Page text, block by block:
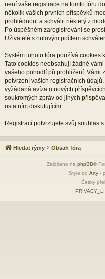
není vaše registrace na tomto fóru
několik vašich prvních příspěvků
prohlédnout a schválit některý z
Po úspěšném zaregistrování se
Uživatelé s nulovým počtem
Systém tohoto fóra používá cookies
Tato cookies neobsahují žádné
vašeho pohodlí při prohlížení. Vámi
potvrzení vašich registračních
vyžádaná avíza o nových
soukromých zpráv od jiných
ostatním diskutujícím.
Registrací potvrzujete svůj souhlas s
Hledat rýmy Obsah fóra
Založeno na phpBB®
Style od Arty -
Český